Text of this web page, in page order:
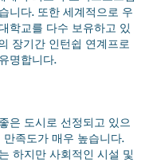
니다. 또한 세계적으로 우
학교를 다수 보유하고 있
장기간 인턴쉽 연계프로
명합니다.
은 도시로 선정되고 있으
만족도가 매우 높습니다.
하지만 사회적인 시설 및